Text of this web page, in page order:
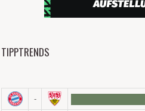
TIPPTRENDS
-